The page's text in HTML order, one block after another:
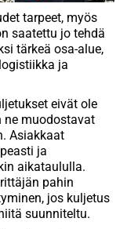
tarpeet, myös
saatettu jo tehdä
tärkeä osa-alue,
ja
eivät ole
ne muodostavat
Asiakkaat
ja
aikataululla.
pahin
jos kuljetus
suunniteltu.